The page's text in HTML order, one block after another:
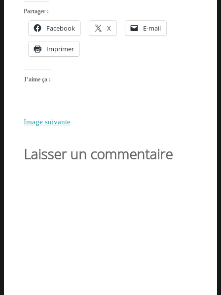
Partager :
Facebook X E-mail
Imprimer
J’aime ça :
Image suivante
Laisser un commentaire